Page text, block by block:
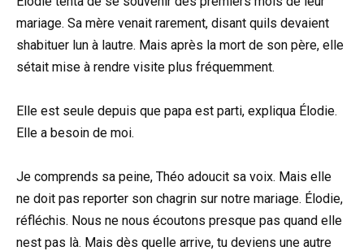
mariage. Sa mère venait rarement, disant quils devaient
shabituer lun à lautre. Mais après la mort de son père, elle
sétait mise à rendre visite plus fréquemment.
Elle est seule depuis que papa est parti, expliqua Élodie.
Elle a besoin de moi.
Je comprends sa peine, Théo adoucit sa voix. Mais elle
ne doit pas reporter son chagrin sur notre mariage. Élodie,
réfléchis. Nous ne nous écoutons presque pas quand elle
nest pas là. Mais dès quelle arrive, tu deviens une autre